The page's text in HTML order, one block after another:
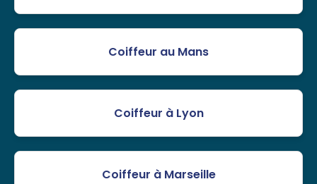
Coiffeur au Mans
Coiffeur à Lyon
Coiffeur à Marseille